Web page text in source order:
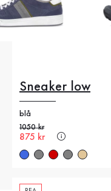
Sneaker low
blå
Gammalt pris
1050 kr
Nytt pris
875 kr